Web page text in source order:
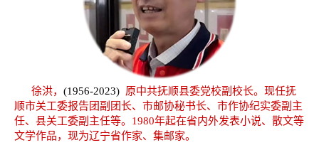
徐洪， (1956-2023) 原中共抚顺县委党校副校长。现任抚
顺市关工委报告团副团长、市邮协秘书长、市作协纪实委副主
任、县关工委副主任等。1980年起在省内外发表小说、散文等
文学作品，现为辽宁省作家、集邮家。